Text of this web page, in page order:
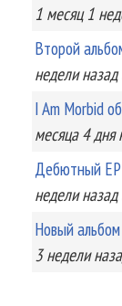
1 месяц 1
Второй
неделиназад
I Am Morbid
месяца 4 дня
Дебютный
неделиназад
Новый
3 недели